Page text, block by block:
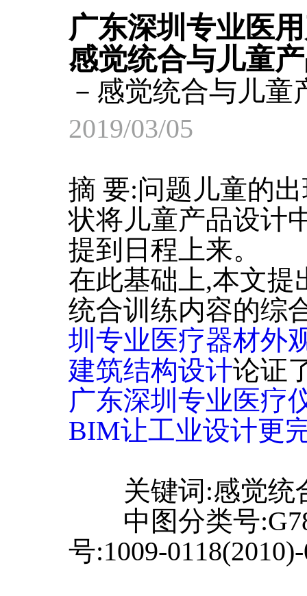
广东深圳专业医
感觉统合与儿童
－感觉统合与儿童
2019/03/05
摘 要:问题儿童的
状将儿童产品设计
提到日程上来。
在此基础上,本文提
统合训练内容的综
圳专业医疗器材外
建筑结构设计论证
广东深圳专业医疗
BIM让工业设计更
关键词:感觉统
中图分类号:G78
号:1009-